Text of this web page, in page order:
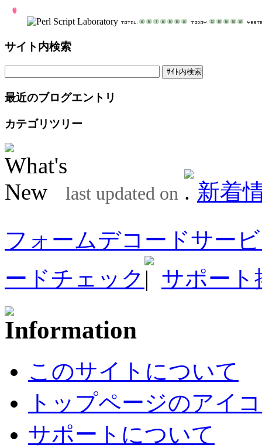
サイト内検索
最近のブログエントリ
カテゴリツリー
last updated on
新着
フォームデコードサー
ードチェック
サポート
このサイトについて
トップページのアイ
サポートについて